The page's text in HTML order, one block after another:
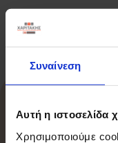
Συναίνεση
Αυτή η ιστοσελίδα
Χρησιμοποιούμε
Χαρακτηριστικά
Σχετικά